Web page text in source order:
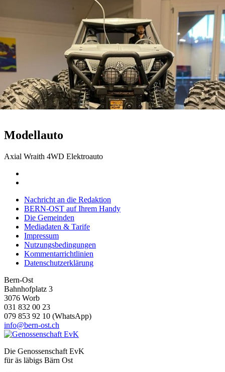
Modellauto
Axial Wraith 4WD Elektroauto
Nachricht an die Redaktion
BERN-OST auf Ihrem Handy
Die Gemeinden
Mediadaten & Tarife
Impressum
Nutzungsbedingungen
Kommentarrichtlinien
Datenschutzerklärung
Bern-Ost
Bahnhofplatz 3
3076 Worb
031 832 00 23
079 853 92 10 (WhatsApp)
info@bern-ost.ch
Die Genossenschaft EvK
für äs läbigs Bärn Ost